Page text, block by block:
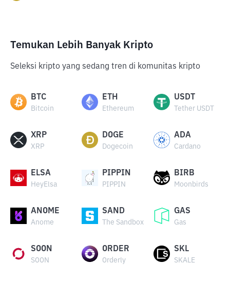
Temukan Lebih Banyak Kripto
Seleksi kripto yang sedang tren di komunitas kripto
BTC
Bitcoin
ETH
Ethereum
USDT
Tether USDT
XRP
XRP
DOGE
Dogecoin
ADA
Cardano
ELSA
HeyElsa
PIPPIN
PIPPIN
BIRB
Moonbirds
ANOME
Anome
SAND
The Sandbox
GAS
Gas
SOON
SOON
ORDER
Orderly
SKL
SKALE